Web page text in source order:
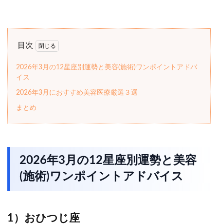
目次
2026年3月の12星座別運勢と美容(施術)ワンポイントアドバ
イス
2026年3月におすすめ美容医療厳選３選
まとめ
2026年3月の12星座別運勢と美容
(施術)ワンポイントアドバイス
1）おひつじ座